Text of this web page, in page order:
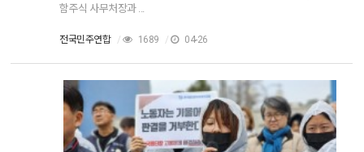
함주식 사무처장과 ...
전국민주연합 / 1689 / 04-26